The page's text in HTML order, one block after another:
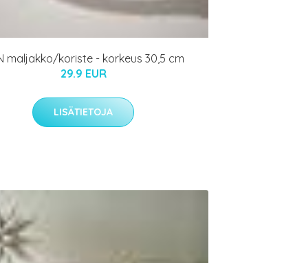
maljakko/koriste - korkeus 30,5 cm
29.9 EUR
LISÄTIETOJA